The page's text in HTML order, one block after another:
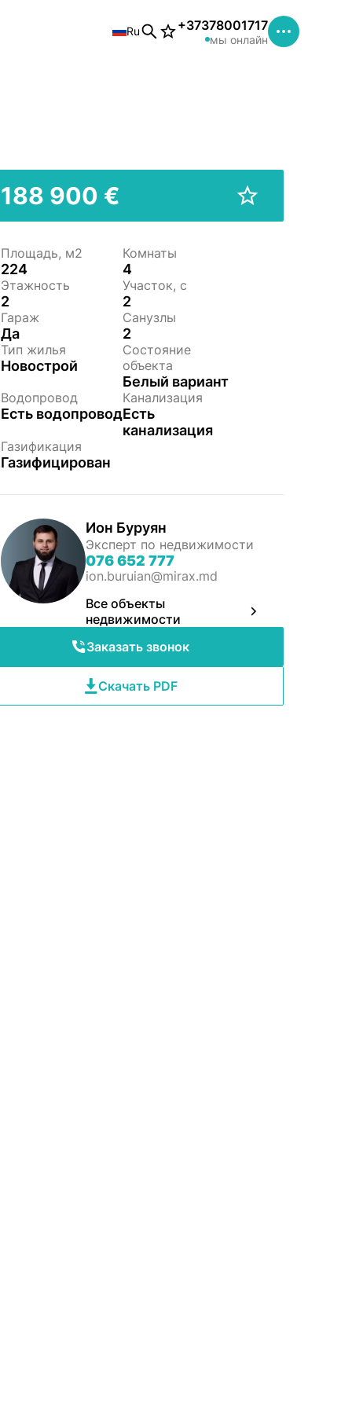
Ru +37378001717
мы онлайн
188 900 €
Площадь, м2
224
Комнаты
4
Этажность
2
Участок, c
2
Гараж
Да
Санузлы
2
Тип жилья
Новострой
Состояние
объекта
Белый вариант
Водопровод
Есть водопровод
Канализация
Есть
канализация
Газификация
Газифицирован
Ион Буруян
Эксперт по недвижимости
076 652 777
ion.buruian@mirax.md
Все объекты
недвижимости
Заказать звонок
Скачать PDF